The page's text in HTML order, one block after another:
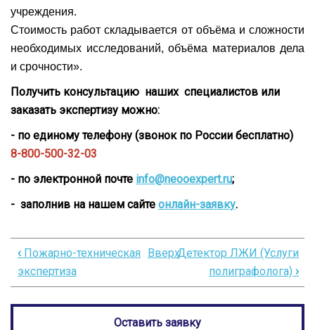
учреждения.
Стоимость работ складывается от объёма и сложности
необходимых исследований, объёма материалов дела
и срочности».
Получить консультацию наших специалистов или
заказать экспертизу можно:
- по единому телефону (звонок по России бесплатно)
8-800-500-32-03
- по электронной почте info@neooexpert.ru;
- заполнив на нашем сайте онлайн-заявку.
Перекрёстные
ссылки
книги
‹ Пожарно-техническая
экспертиза
ВверхДетектор ЛЖИ (Услуги
полиграфолога) ›
Оставить заявку